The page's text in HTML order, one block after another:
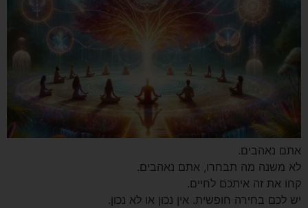
אתם נאהבים.
לא משנה מה תבחרו, אתם נאהבים.
קחו את זה איתכם לחיים.
יש לכם בחירה חופשית. אין נכון או לא נכון.